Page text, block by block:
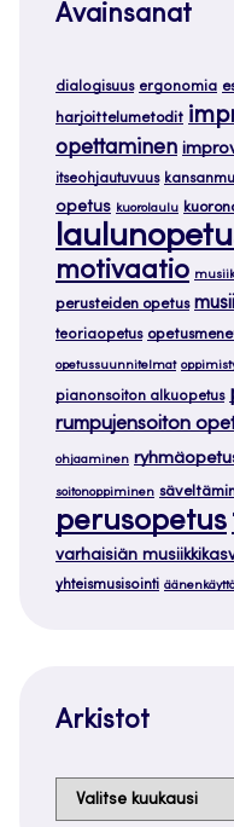
Avainsanat
dialogisuus ergonomia
harjoittelumetodit
opettaminen
itseohjautuvuus
opetus kuorolaulu
motivaatio
perusteiden opetus
teoriaopetus
opetussuunnitelmat
pianonsoiton alkuopetus
rumpujensoiton
ohjaaminen
soitonoppiminen
perusopetus
varhaisiän
yhteismusisointi äänenkäyttö
Arkistot
Arkistot